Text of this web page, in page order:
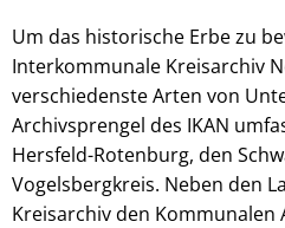
Um das historische Erbe zu
Interkommunale Kreisarchiv
verschiedenste Arten von
Archivsprengel des IKAN
Hersfeld-Rotenburg, den
Vogelsbergkreis. Neben den
Kreisarchiv den